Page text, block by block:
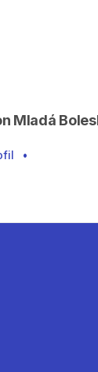
Mladá
•